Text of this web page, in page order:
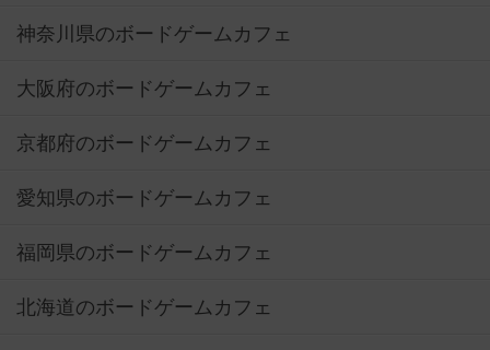
神奈川県のボードゲームカフェ
大阪府のボードゲームカフェ
京都府のボードゲームカフェ
愛知県のボードゲームカフェ
福岡県のボードゲームカフェ
北海道のボードゲームカフェ